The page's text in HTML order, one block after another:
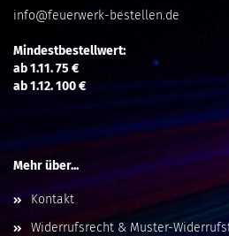
info@feuerwerk-bestellen.de
Mindestbestellwert:
ab 1.11. 75 €
ab 1.12. 100 €
Mehr über...
Kontakt
Widerrufsrecht & Muster-